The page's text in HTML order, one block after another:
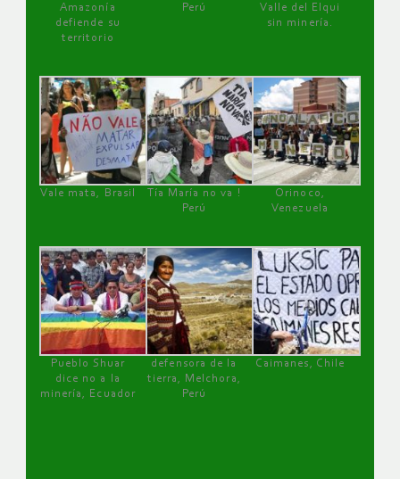
Amazonía
defiende su
territorio
Perú
Valle del Elqui
sin minería.
Vale mata, Brasil
Tía María no va !
Perú
Orinoco,
Venezuela
Pueblo Shuar
dice no a la
minería, Ecuador
defensora de la
tierra, Melchora,
Perú
Caimanes, Chile